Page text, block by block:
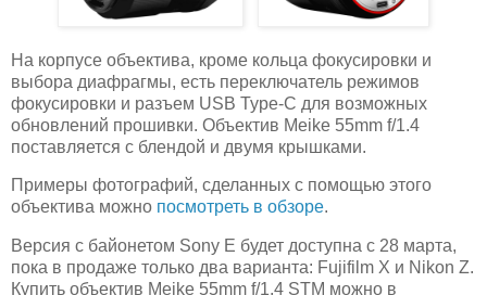
На корпусе объектива, кроме кольца фокусировки и
выбора диафрагмы, есть переключатель режимов
фокусировки и разъем USB Type-C для возможных
обновлений прошивки. Объектив Meike 55mm f/1.4
поставляется с блендой и двумя крышками.
Примеры фотографий, сделанных с помощью этого
объектива можно посмотреть в обзоре.
Версия с байонетом Sony E будет доступна с 28 марта,
пока в продаже только два варианта: Fujifilm X и Nikon Z.
Купить объектив Meike 55mm f/1.4 STM можно в